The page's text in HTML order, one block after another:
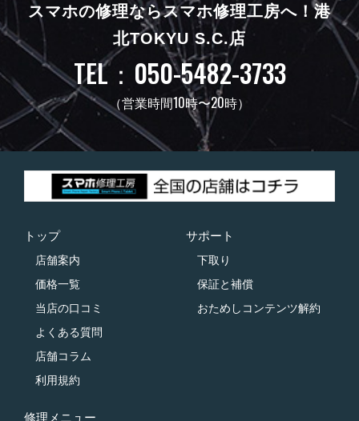
スマホの修理ならスマホ修理工房へ！港
北TOKYU S.C.店
TEL：050-5482-3733
（営業時間10時〜20時）
トップ
店舗案内
価格一覧
当店の口コミ
よくある質問
店舗コラム
利用規約
サポート
下取り
保証と補償
おためしコンテンツ解約
修理メニュー